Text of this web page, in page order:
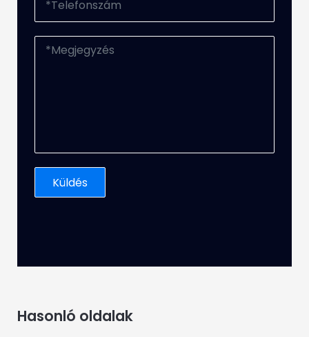
Hasonló oldalak